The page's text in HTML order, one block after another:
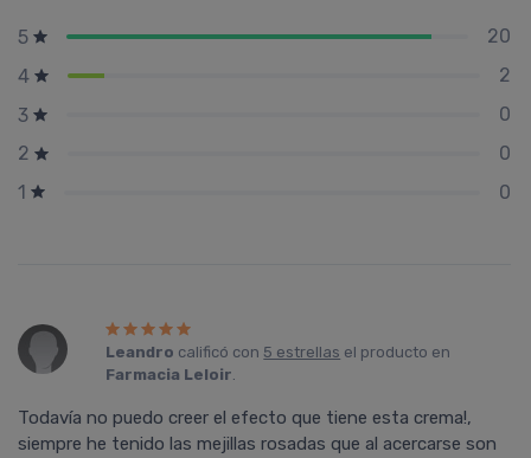
5
20
4
2
3
0
2
0
1
0
Leandro calificó con 5 estrellas el producto en
Farmacia Leloir.
Todaví­a no puedo creer el efecto que tiene esta crema!,
siempre he tenido las mejillas rosadas que al acercarse son